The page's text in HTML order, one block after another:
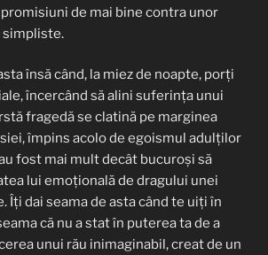
de mai bine contra unor
însă când, la miez de noapte, porți
încercând să alini suferința unui
fragedă se clatină pe marginea
împins acolo de egoismul adulților
fost mai mult decât bucuroși să
lui emoțională de dragului unei
Îți dai seama de asta când te uiți în
că nu a stat în puterea ta de a
unui rău inimaginabil, creat de un